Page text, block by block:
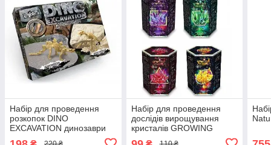
Набір для проведення
розкопок DINO
EXCAVATION динозаври
Набір для проведення
дослідів вирощування
кристалів GROWING
CRYSTAL тм Danko Toys